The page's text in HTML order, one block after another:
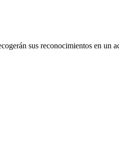
sus reconocimientos en un